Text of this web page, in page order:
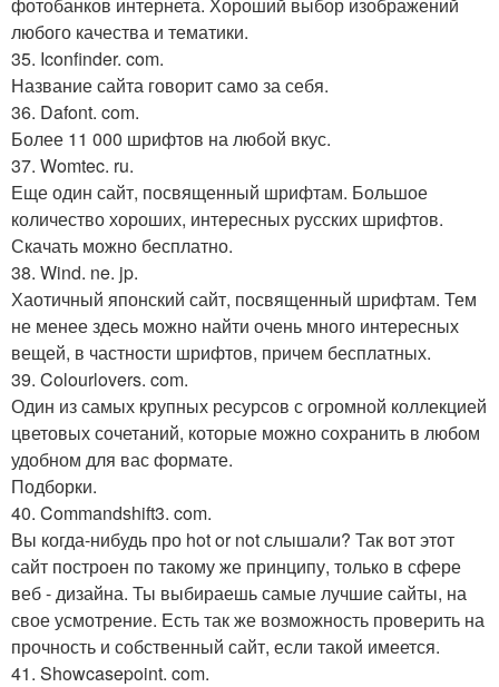
любого качества и тематики.
35. Iconfinder. com.
Название сайта говорит само за себя.
36. Dafont. com.
Более 11 000 шрифтов на любой вкус.
37. Womtec. ru.
Еще один сайт, посвященный шрифтам. Большое
количество хороших, интересных русских шрифтов.
Скачать можно бесплатно.
38. Wind. ne. jp.
Хаотичный японский сайт, посвященный шрифтам. Тем
не менее здесь можно найти очень много интересных
вещей, в частности шрифтов, причем бесплатных.
39. Colourlovers. com.
Один из самых крупных ресурсов с огромной коллекцией
цветовых сочетаний, которые можно сохранить в любом
удобном для вас формате.
Подборки.
40. Commandshift3. com.
Вы когда-нибудь про hot or not слышали? Так вот этот
сайт построен по такому же принципу, только в сфере
веб - дизайна. Ты выбираешь самые лучшие сайты, на
свое усмотрение. Есть так же возможность проверить на
прочность и собственный сайт, если такой имеется.
41. Showcasepoint. com.